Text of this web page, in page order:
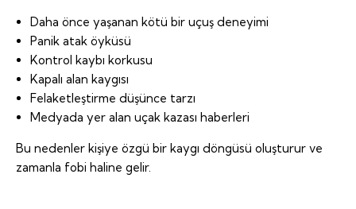
Daha önce yaşanan kötü bir uçuş deneyimi
Panik atak öyküsü
Kontrol kaybı korkusu
Kapalı alan kaygısı
Felaketleştirme düşünce tarzı
Medyada yer alan uçak kazası haberleri
Bu nedenler kişiye özgü bir kaygı döngüsü oluşturur ve
zamanla fobi haline gelir.